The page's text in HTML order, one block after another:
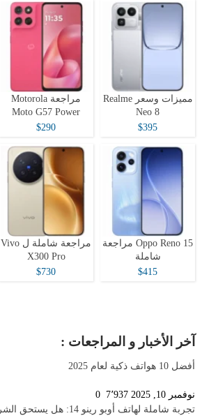
مميزات وسعر Realme
Neo 8
$395
مراجعة Motorola
Moto G57 Power
$290
Oppo Reno 15 مراجعة
شاملة
$415
مراجعة شاملة ل Vivo
X300 Pro
$730
آخر الأخبار و المراجعات :
أفضل 10 هواتف ذكية لعام 2025
نوفمبر 10, 2025 7٬937
تجربة شاملة لهاتف أوبو رينو 14: هل يستحق الشراء؟